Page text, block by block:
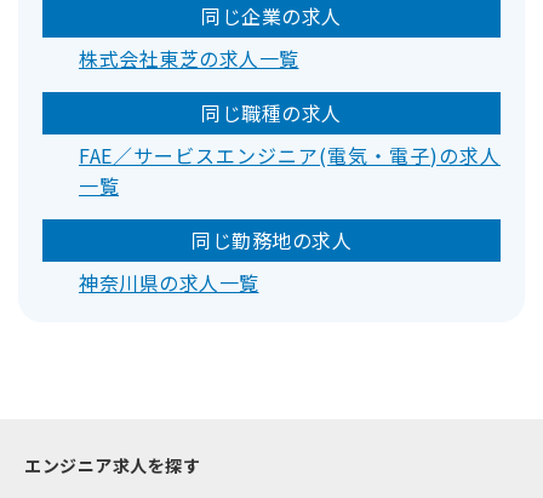
同じ企業の求人
株式会社東芝の求人一覧
同じ職種の求人
FAE／サービスエンジニア(電気・電子)の求人
一覧
同じ勤務地の求人
神奈川県の求人一覧
エンジニア求人を探す